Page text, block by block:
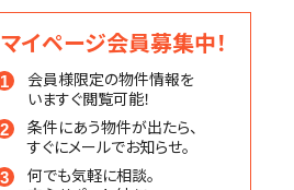
マイページ会員募集中！
会員様限定の物件情報を
いますぐ閲覧可能！
条件にあう物件が出たら、
すぐにメールでお知らせ。
何でも気軽に相談。